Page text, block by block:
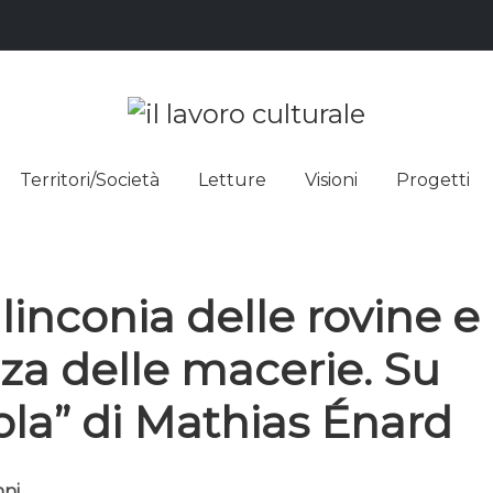
Territori/Società Letture Visioni Progetti
delle rovine e
delle macerie. Su
di Mathias Énard